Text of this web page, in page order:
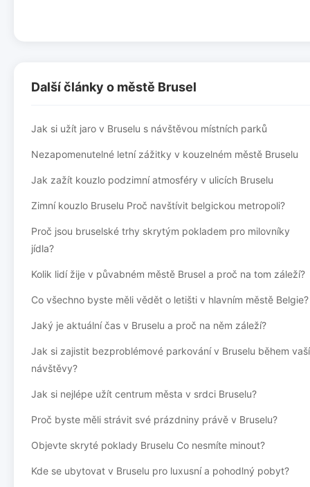
Další články o městě Brusel
Jak si užít jaro v Bruselu s návštěvou místních parků
Nezapomenutelné letní zážitky v kouzelném městě Bruselu
Jak zažít kouzlo podzimní atmosféry v ulicích Bruselu
Zimní kouzlo Bruselu Proč navštívit belgickou metropoli?
Proč jsou bruselské trhy skrytým pokladem pro milovníky
jídla?
Kolik lidí žije v půvabném městě Brusel a proč na tom záleží?
Co všechno byste měli vědět o letišti v hlavním městě Belgie?
Jaký je aktuální čas v Bruselu a proč na něm záleží?
Jak si zajistit bezproblémové parkování v Bruselu během vaší
návštěvy?
Jak si nejlépe užít centrum města v srdci Bruselu?
Proč byste měli strávit své prázdniny právě v Bruselu?
Objevte skryté poklady Bruselu Co nesmíte minout?
Kde se ubytovat v Bruselu pro luxusní a pohodlný pobyt?